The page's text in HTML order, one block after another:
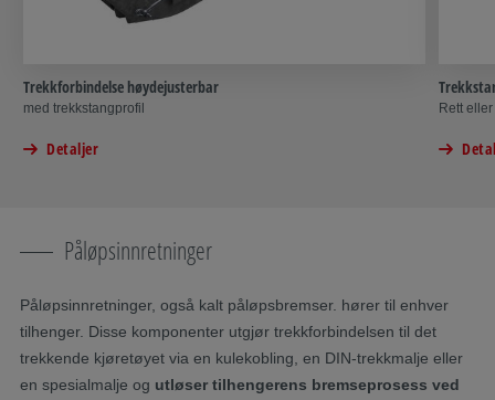
Trekkforbindelse høydejusterbar
med trekkstangprofil
Detaljer
Rett
Påløpsinnretninger
Påløpsinnretninger, også kalt påløpsbremser. hører til enhver
tilhenger. Disse komponenter utgjør trekkforbindelsen til det
trekkende kjøretøyet via en kulekobling, en DIN-trekkmalje eller
en spesialmalje og utløser tilhengerens bremseprosess ved